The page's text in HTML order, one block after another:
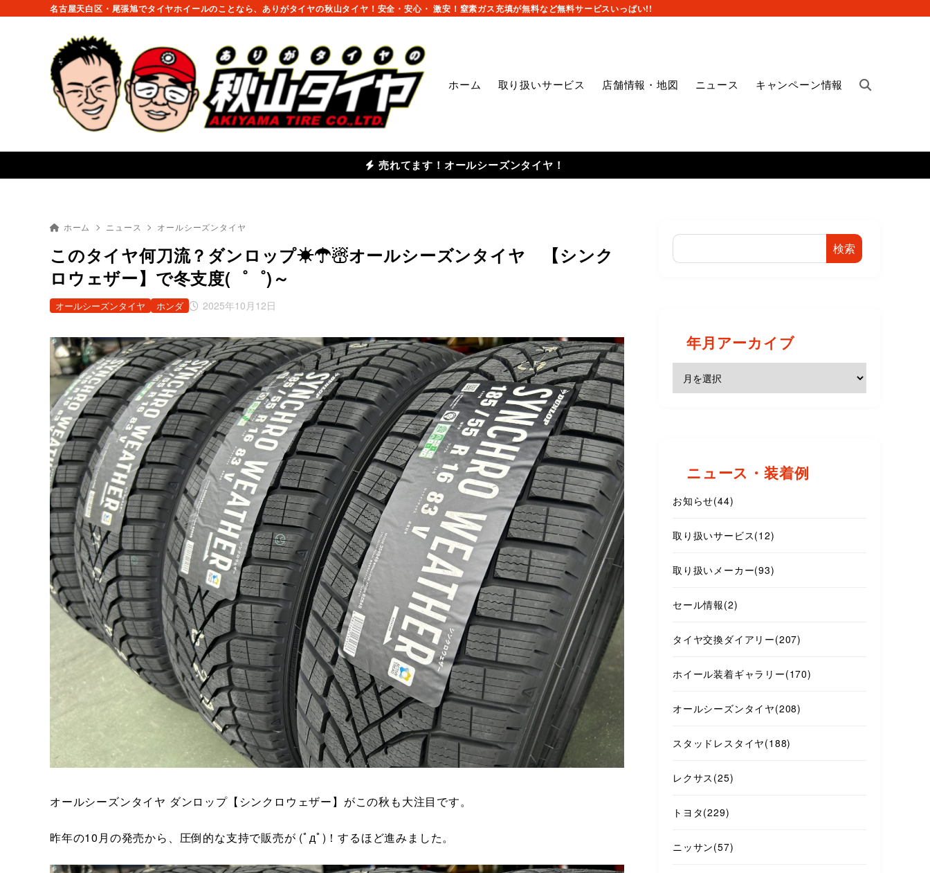
名古屋天白区・尾張旭でタイヤホイールのことなら、ありがタイヤの秋山タイヤ！安全・安心・ 激安！窒素ガス充填が無料など無料サービスいっぱい!!
ホーム 取り扱いサービス 店舗情報・地図 ニュース キャンペーン情報
売れてます！オールシーズンタイヤ！
ホーム ニュース オールシーズンタイヤ
このタイヤ何刀流？ダンロップ☀☂☃オールシーズンタイヤ 【シンク
ロウェザー】で冬支度(゜゜)～
2025年10月12日
オールシーズンタイヤ ホンダ
オールシーズンタイヤ ダンロップ【シンクロウェザー】がこの秋も大注目です。
昨年の10月の発売から、圧倒的な支持で販売が (ﾟдﾟ)！するほど進みました。
検索
年月アーカイブ
ニュース・装着例
お知らせ(44)
取り扱いサービス(12)
取り扱いメーカー(93)
セール情報(2)
タイヤ交換ダイアリー(207)
ホイール装着ギャラリー(170)
オールシーズンタイヤ(208)
スタッドレスタイヤ(188)
レクサス (25)
トヨタ(229)
ニッサン(57)